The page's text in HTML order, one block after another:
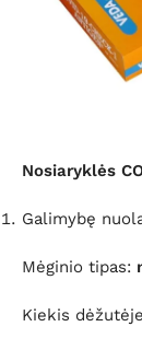
Nosiaryklės
Galimybę
Mėginio tipas:
Kiekis dėžutėje